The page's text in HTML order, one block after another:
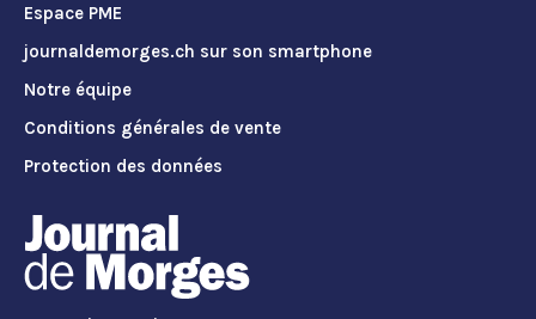
Espace PME
journaldemorges.ch sur son smartphone
Notre équipe
Conditions générales de vente
Protection des données